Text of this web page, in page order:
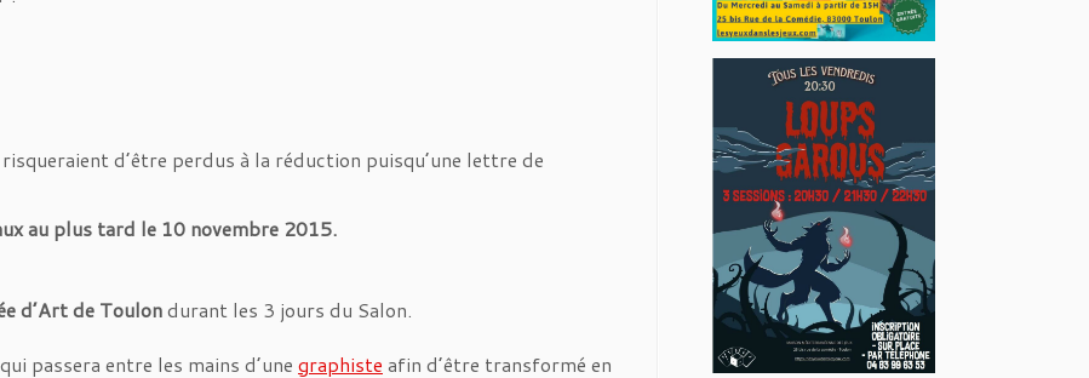
d’être perdus à la réduction puisqu’une lettre de
au plus tard le 10 novembre 2015.
d’Art de Toulondurant les 3 jours du Salon.
passera entre les mains d’une graphiste afin d’être transformé en